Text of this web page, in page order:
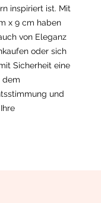
inspiriert ist. Mit
x 9 cm haben
von Eleganz
oder sich
Sicherheit eine
dem
und